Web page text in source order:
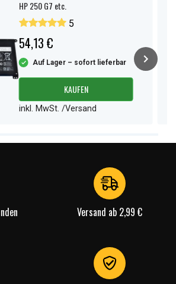
HP 250 G7 etc.
5
54,13 €
Auf Lager – sofort lieferbar
KAUFEN
inkl. MwSt. /Versand
Versand ab 2,99 €